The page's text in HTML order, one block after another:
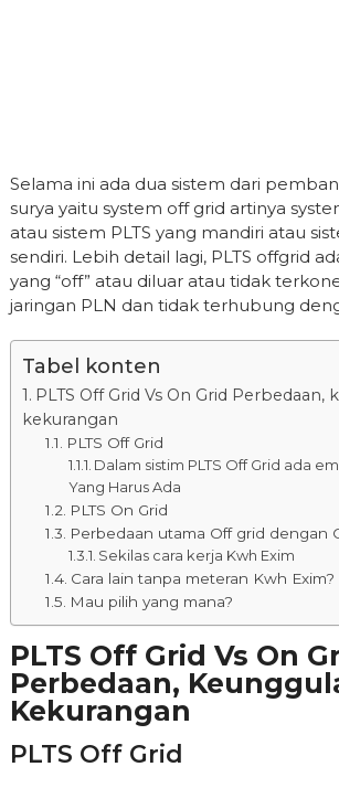
Selama ini ada dua sistem dari
surya yaitu system off grid artinya
atau sistem PLTS yang mandiri atau
sendiri. Lebih detail lagi, PLTS offgrid
yang “off” atau diluar atau tidak
jaringan PLN dan tidak terhubung
Tabel konten
PLTS Off Grid Vs On Grid Perbedaan,
kekurangan
PLTS Off Grid
Dalam sistim PLTS Off Grid ada
Yang Harus Ada
PLTS On Grid
Perbedaan utama Off grid dengan
Sekilas cara kerja Kwh Exim
Cara lain tanpa meteran Kwh Exim?
Mau pilih yang mana?
PLTS Off Grid Vs On
Perbedaan,
Kekurangan
PLTS Off Grid